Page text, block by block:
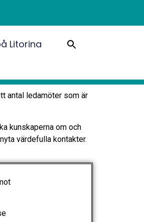
Litorina
antal ledamöter som är
kunskaperna om och
värdefulla kontakter.